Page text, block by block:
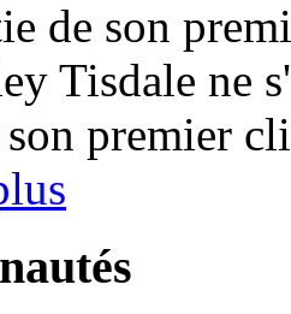
de son
Tisdale ne
son premier